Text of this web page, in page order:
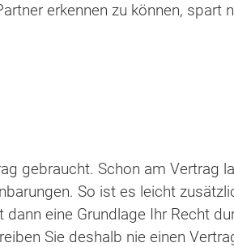
erkennen zu können, spart
gebraucht. Schon am Vertrag
So ist es leicht
eine Grundlage Ihr Recht
Sie deshalb nie einen